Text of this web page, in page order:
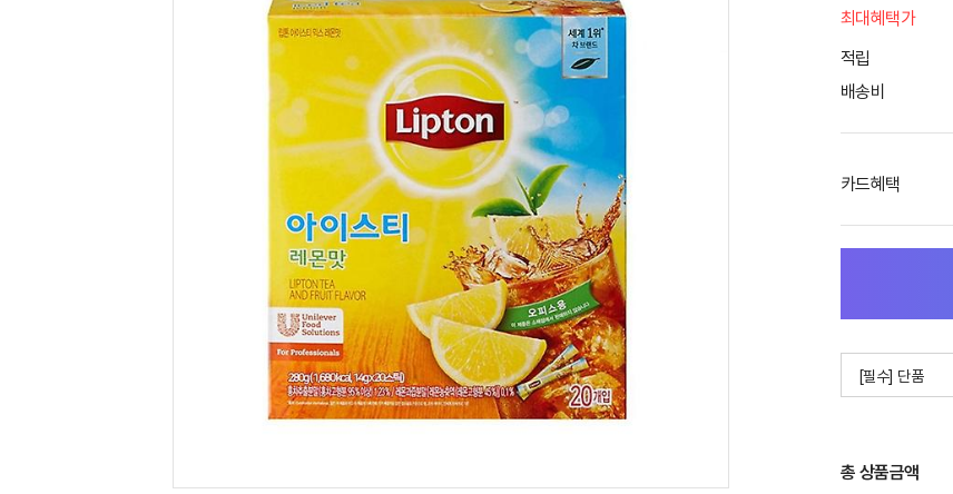
최대혜택가
적립
배송비
카드혜택
[필수] 단품
총 상품금액